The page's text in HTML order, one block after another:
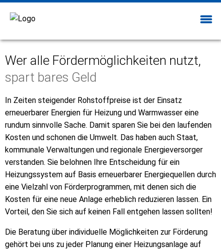
Wer alle Fördermöglichkeiten nutzt,
spart bares Geld
In Zeiten steigender Rohstoffpreise ist der Einsatz
erneuerbarer Energien für Heizung und Warmwasser eine
rundum sinnvolle Sache. Damit sparen Sie bei den laufenden
Kosten und schonen die Umwelt. Das haben auch Staat,
kommunale Verwaltungen und regionale Energieversorger
verstanden. Sie belohnen Ihre Entscheidung für ein
Heizungssystem auf Basis erneuerbarer Energiequellen durch
eine Vielzahl von Förderprogrammen, mit denen sich die
Kosten für eine neue Anlage erheblich reduzieren lassen. Ein
Vorteil, den Sie sich auf keinen Fall entgehen lassen sollten!
Die Beratung über individuelle Möglichkeiten zur Förderung
gehört bei uns zu jeder Planung einer Heizungsanlage auf